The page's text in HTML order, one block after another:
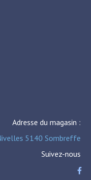
Adresse du magasin :
5140 Sombreffe
Suivez-nous